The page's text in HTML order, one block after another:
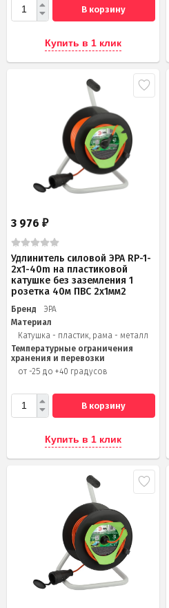
В корзину
Купить в 1 клик
3 976 ₽
Удлинитель силовой ЭРА RP-1-
2x1-40m на пластиковой
катушке без заземления 1
розетка 40м ПВС 2x1мм2
Бренд
ЭРА
Материал
Катушка - пластик, рама - металл
Температурные ограничения
хранения и перевозки
от -25 до +40 градусов
В корзину
Купить в 1 клик